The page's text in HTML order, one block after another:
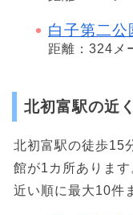
白子第二公
距離：324メ
北初富駅の近
北初富駅の徒歩15
館が1カ所あります
近い順に最大10件